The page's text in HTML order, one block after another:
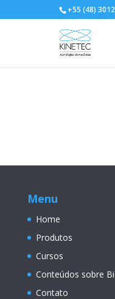
+55 (48)
Menu
Home
Produtos
Cursos
Conteúdos sobre
Contato